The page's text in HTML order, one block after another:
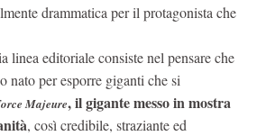
drammatica per il protagonista che
linea editoriale consiste nel pensare che
nato per esporre giganti che si
Majeure, il gigante messo in mostra
, così credibile, straziante ed